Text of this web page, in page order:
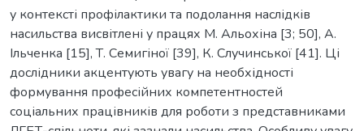
у контексті профілактики та подолання наслідків
насильства висвітлені у працях М. Альохіна [3; 50], А.
Ільченка [15], Т. Семигіної [39], К. Случинської [41]. Ці
дослідники акцентують увагу на необхідності
формування професійних компетентностей
соціальних працівників для роботи з представниками